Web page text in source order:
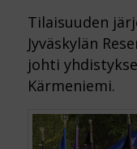
Tilaisuuden
Jyväskylän
johti
Kärmeniemi.